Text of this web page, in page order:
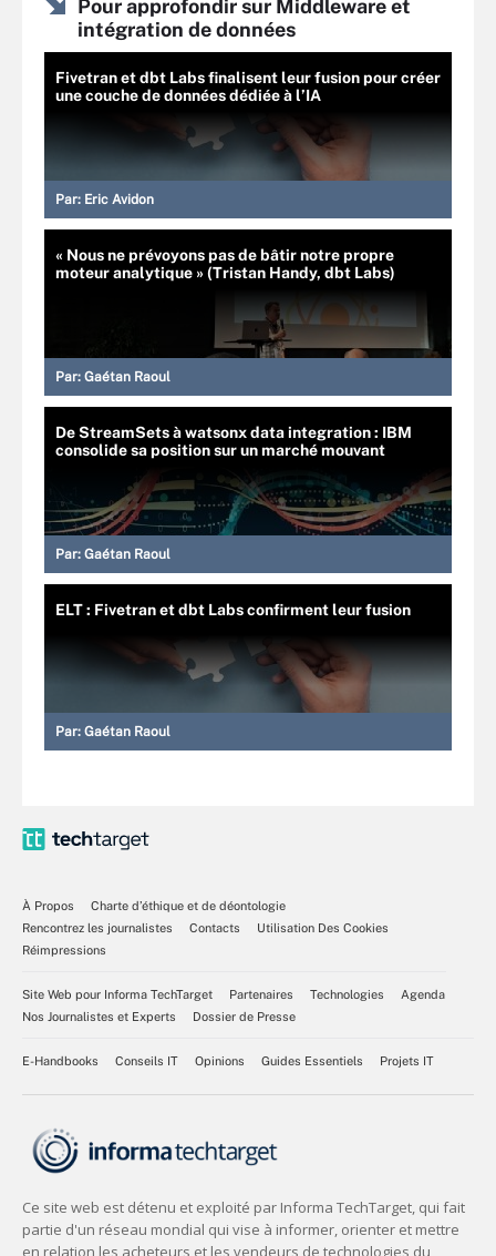
Pour approfondir sur Middleware et
intégration de données
Fivetran et dbt Labs finalisent leur fusion pour créer
une couche de données dédiée à l’IA
Par: Eric Avidon
« Nous ne prévoyons pas de bâtir notre propre
moteur analytique » (Tristan Handy, dbt Labs)
Par: Gaétan Raoul
De StreamSets à watsonx data integration : IBM
consolide sa position sur un marché mouvant
Par: Gaétan Raoul
ELT : Fivetran et dbt Labs confirment leur fusion
Par: Gaétan Raoul
À Propos
Charte d’éthique et de déontologie
Rencontrez les journalistes
Contacts
Utilisation Des Cookies
Réimpressions
Site Web pour Informa TechTarget Partenaires Technologies
Agenda
Nos Journalistes et Experts
Dossier de Presse
E-Handbooks Conseils IT Opinions Guides Essentiels Projets IT